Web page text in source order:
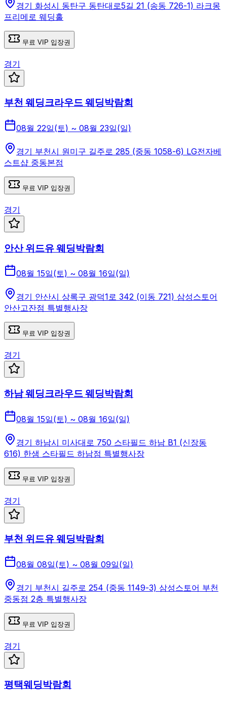
경기 화성시 동탄구 동탄대로5길 21 (송동 726-1) 라크몽
프리메로 웨딩홀
무료 VIP 입장권
경기
부천 웨딩크라우드 웨딩박람회
08월 22일(토) ~ 08월 23일(일)
경기 부천시 원미구 길주로 285 (중동 1058-6) LG전자베
스트샵 중동본점
무료 VIP 입장권
경기
안산 위드유 웨딩박람회
08월 15일(토) ~ 08월 16일(일)
경기 안산시 상록구 광덕1로 342 (이동 721) 삼성스토어
안산고잔점 특별행사장
무료 VIP 입장권
경기
하남 웨딩크라우드 웨딩박람회
08월 15일(토) ~ 08월 16일(일)
경기 하남시 미사대로 750 스타필드 하남 B1 (신장동
616) 한샘 스타필드 하남점 특별행사장
무료 VIP 입장권
경기
부천 위드유 웨딩박람회
08월 08일(토) ~ 08월 09일(일)
경기 부천시 길주로 254 (중동 1149-3) 삼성스토어 부천
중동점 2층 특별행사장
무료 VIP 입장권
경기
평택웨딩박람회